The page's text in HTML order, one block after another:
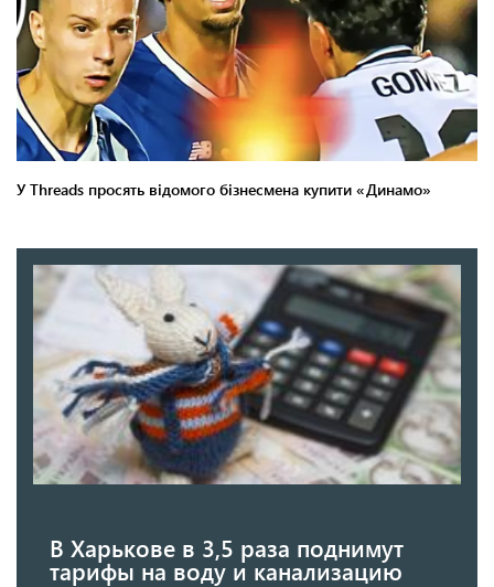
В Харькове в 3,5 раза поднимут
тарифы на воду и канализацию